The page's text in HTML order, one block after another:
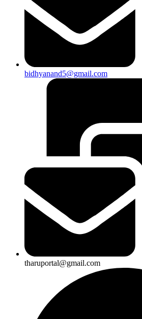
bidhyanand5@gmail.com
tharuportal@gmail.com